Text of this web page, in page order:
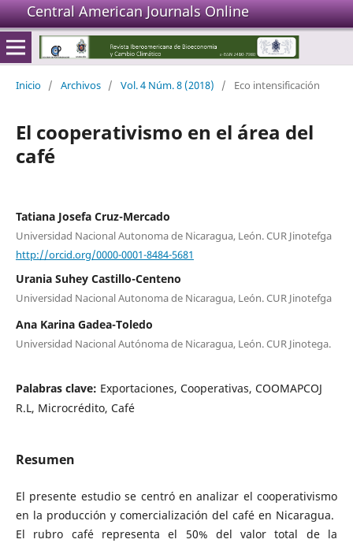
Central American Journals Online
Inicio / Archivos / Vol. 4 Núm. 8 (2018) / Eco intensificación
El cooperativismo en el área del
café
Tatiana Josefa Cruz-Mercado
Universidad Nacional Autonoma de Nicaragua, León. CUR Jinotefga
http://orcid.org/0000-0001-8484-5681
Urania Suhey Castillo-Centeno
Universidad Nacional Autonoma de Nicaragua, León. CUR Jinotefga
Ana Karina Gadea-Toledo
Universidad Nacional Autónoma de Nicaragua, León. CUR Jinotega.
Palabras clave: Exportaciones, Cooperativas, COOMAPCOJ
R.L, Microcrédito, Café
Resumen
El presente estudio se centró en analizar el cooperativismo
en la producción y comercialización del café en Nicaragua.
El rubro café representa el 50% del valor total de la